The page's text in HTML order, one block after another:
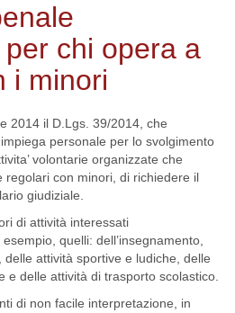
chi opera a
i minori
2014 il D.Lgs. 39/2014, che
personale per lo svolgimento
volontarie organizzate che
regolari con minori, di richiedere il
giudiziale.
di attività interessati
quelli: dell’insegnamento,
attività sportive e ludiche, delle
e delle attività di trasporto scolastico.
di non facile interpretazione, in